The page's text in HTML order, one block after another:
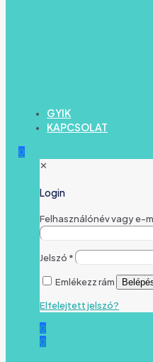
GYIK
KAPCSOLAT
0
✕
Login
Felhasználónév vagy e-
Jelszó *
Emlékezz rám
Elfelejtett jelszó?
0
0